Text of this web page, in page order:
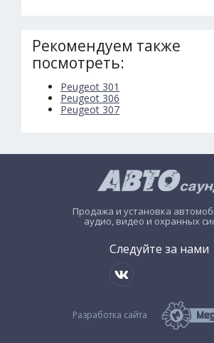
Рекомендуем также
посмотреть:
Peugeot 301
Peugeot 306
Peugeot 307
Продажа и установка
аудио, видео и охранных
Следуйте за нами
Разработка сайта